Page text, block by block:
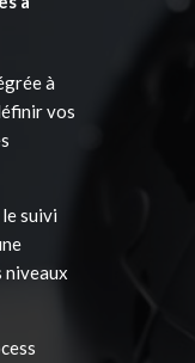
à
vos
suivi
niveaux